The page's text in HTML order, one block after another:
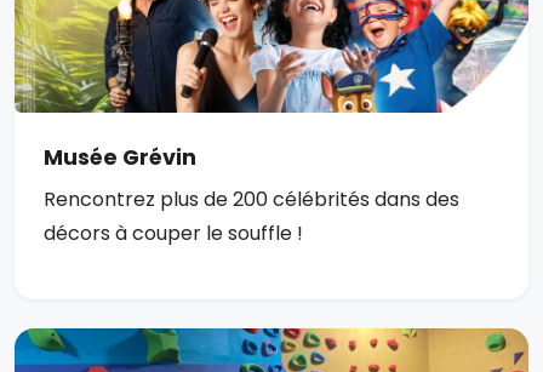
Musée Grévin
Rencontrez plus de 200 célébrités dans des
décors à couper le souffle !